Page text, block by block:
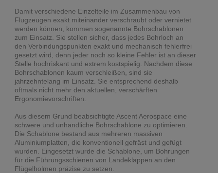
Damit verschiedene Einzelteile im Zusammenbau von
Flugzeugen exakt miteinander verschraubt oder vernietet
werden können, kommen sogenannte Bohrschablonen
zum Einsatz. Sie stellen sicher, dass jedes Bohrloch an
den Verbindungspunkten exakt und mechanisch fehlerfrei
gesetzt wird, denn jeder noch so kleine Fehler ist an dieser
Stelle hochriskant und extrem kostspielig. Nachdem diese
Bohrschablonen kaum verschleißen, sind sie
jahrzehntelang im Einsatz. Sie entsprechend deshalb
oftmals nicht mehr den aktuellen, verschärften
Ergonomievorschriften.
Aus diesem Grund beabsichtigte Ascent Aerospace eine
schwere und unhandliche Bohrschablone zu optimieren.
Die Schablone bestand aus mehreren massiven
Aluminiumplatten, die konventionell gefräst und gefügt
wurden. Eingesetzt wurde die Schablone, um Bohrungen
für die Führungsschienen von Landeklappen an den
Flügelholmen präzise zu setzen.